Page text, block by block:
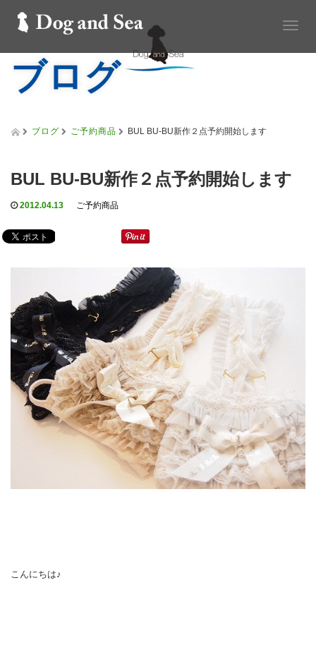
T
g
ブログ
ブログ ご予約商品 BUL BU-BU新作２点予約開始します
BUL BU-BU新作２点予約開始します
2012.04.13 ご予約商品
こんにちは♪